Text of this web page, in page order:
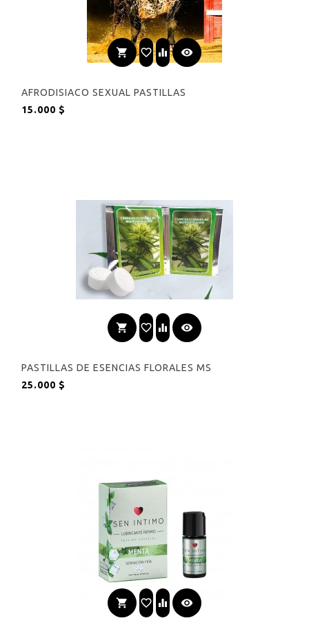
shopping_cart favorite_border equalizer visibility
AFRODISIACO SEXUAL PASTILLAS
15.000 $
shopping_cart favorite_border equalizer visibility
PASTILLAS DE ESENCIAS FLORALES MS
25.000 $
shopping_cart favorite_border equalizer visibility